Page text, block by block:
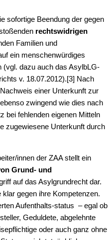
sofortige Beendung der gegen
rechtswidrigen
Familien und
ein menschenwürdiges
(vgl. dazu auch das AsylbLG-
v. 18.07.2012).[3] Nach
einer Unterkunft zur
zwingend wie dies nach
bei fehlenden eigenen Mitteln
zugewiesene Unterkunft durch
innen der ZAA stellt ein
Grund- und
auf das Asylgrundrecht dar.
gegen ihre Kompetenzen.
Aufenthalts-status – egal ob
Geduldete, abgelehnte
oder auch ganz ohne